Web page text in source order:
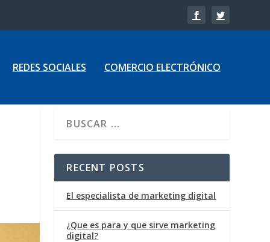
REDES SOCIALES COMERCIO ELECTRÓNICO
RECENT POSTS
El especialista de marketing digital
¿Que es para y que sirve marketing
digital?